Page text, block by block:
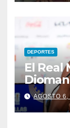
DEPORTES
El Real
AGOSTO